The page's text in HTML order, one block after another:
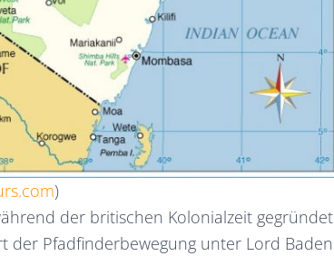
)
der britischen Kolonialzeit gegründet
der Pfadfinderbewegung unter Lord Baden